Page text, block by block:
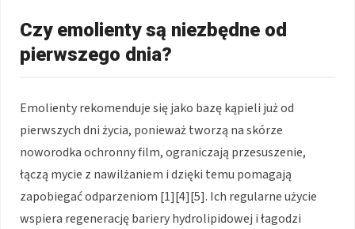
Czy emolienty są niezbędne od
pierwszego dnia?
Emolienty rekomenduje się jako bazę kąpieli już od
pierwszych dni życia, ponieważ tworzą na skórze
noworodka ochronny film, ograniczają przesuszenie,
łączą mycie z nawilżaniem i dzięki temu pomagają
zapobiegać odparzeniom [1][4][5]. Ich regularne użycie
wspiera regenerację bariery hydrolipidowej i łagodzi